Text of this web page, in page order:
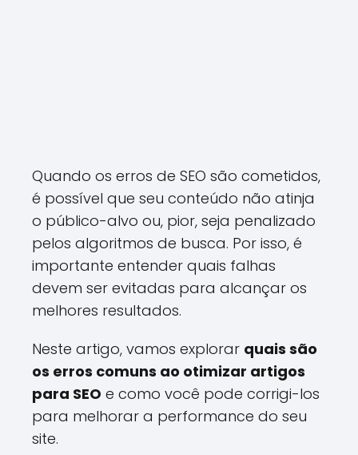
Quando os erros de SEO são cometidos,
é possível que seu conteúdo não atinja
o público-alvo ou, pior, seja penalizado
pelos algoritmos de busca. Por isso, é
importante entender quais falhas
devem ser evitadas para alcançar os
melhores resultados.
Neste artigo, vamos explorar quais são
os erros comuns ao otimizar artigos
para SEO e como você pode corrigi-los
para melhorar a performance do seu
site.